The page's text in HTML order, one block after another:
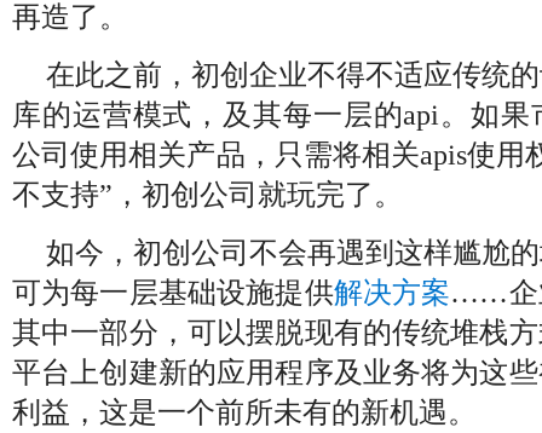
再造了。
在此之前，初创企业不得不适应传统
库的运营模式，及其每一层的api。如
公司使用相关产品，只需将相关apis使用
不支持”，初创公司就玩完了。
如今，初创公司不会再遇到这样尴尬
可为每一层基础设施提供解决方案……企
其中一部分，可以摆脱现有的传统堆栈
平台上创建新的应用程序及业务将为这
利益，这是一个前所未有的新机遇。